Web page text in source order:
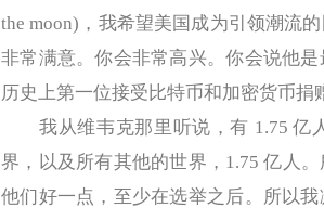
the moon)，我希望美国成为引领潮流
非常满意。你会非常高兴。你会说他
历史上第一位接受比特币和加密货币
我从维韦克那里听说，有 1.75 亿
界，以及所有其他的世界，1.75 亿人
他们好一点，至少在选举之后。所以